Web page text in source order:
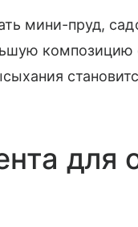
мини-пруд,
для